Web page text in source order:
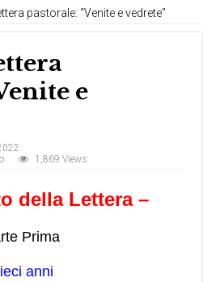
pastorale: “Venite e vedrete”
e
1,869 Views
della Lettera –
Prima
anni